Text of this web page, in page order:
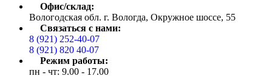
Офис/склад:
Вологодская обл. г. Вологда, Окружное шоссе, 55
Связаться с нами:
8 (921) 252-40-07
8 (921) 820 40-07
Режим работы:
пн - чт: 9.00 - 17.00